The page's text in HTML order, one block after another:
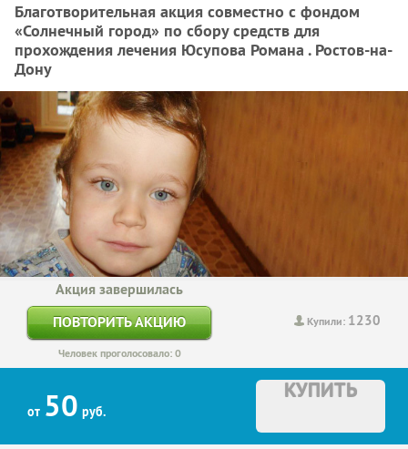
Благотворительная акция совместно с фондом
«Солнечный город» по сбору средств для
прохождения лечения Юсупова Романа . Ростов-на-
Дону
Купили: 1230
Акция завершилась
ПОВТОРИТЬ АКЦИЮ
Человек проголосовало: 0
от 50 руб.
КУПИТЬ